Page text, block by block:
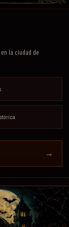
la ciudad de